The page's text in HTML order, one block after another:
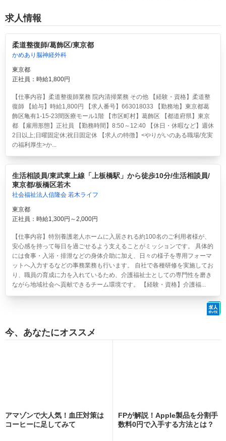
求人情報
柔道整復師/葛飾区/東京都
かめあり脳神経外科
東京都
正社員：時給1,800円
【仕事内容】柔道整復師業務 院内清掃業務 その他 【経験・資格】柔道整
復師 【給与】時給1,800円 【求人番号】663018033 【勤務地】東京都葛
飾区亀有1-15-23間医療モール1階 【市区町村】葛飾区 【都道府県】東京
都 【雇用形態】正社員 【勤務時間】8:50～12:40 【休日・休暇など】週休
2日以上;日曜固定休;祝日固定休 【求人の特徴】<やりがいのある職場/充実
の福利厚生>か...
生活相談員/東武東上線「上板橋駅」から徒歩10分/生活相談員/
東京都/板橋区若木
社会福祉法人信隆会 若木ライフ
東京都
正社員：時給1,300円～2,000円
【仕事内容】特別養護老人ホームに入居される約100名のご利用者様が、
安心感を持って毎日を過ごせるよう支えることがミッションです。 具体的
には食事・入浴・排泄などの身体介助に加え、日々の様子を専用フォーマ
ットへ入力するなどの事務業務も行います。 自社で各種研修を実施してお
り、職員の育成に力を入れているため、介護福祉士としての専門性を磨き
ながら地域社会へ貢献できるチーム環境です。 【経験・資格】介護福...
今、あなたにオススメ
アマゾンで大人気！血圧対策は
コーヒーに足してみて
FPが解説！Apple製品を分割手
数料0円で入手する方法とは？